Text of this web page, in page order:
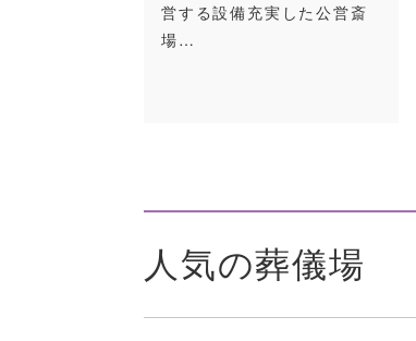
営する設備充実した公営斎
場…
人気の葬儀場